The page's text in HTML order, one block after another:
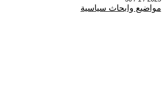
مواضيع وابحاث سياسية